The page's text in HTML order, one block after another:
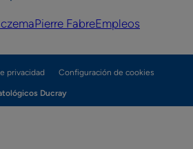
Pierre FabreEmpleos
privacidad Configuración de cookies
Ducray